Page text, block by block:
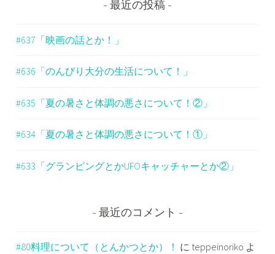
最近の投稿
#637「映画の話とか！」
#636「のんびり大分の生活について！」
#635「夏の暑さと体調の悪さについて！②」
#634「夏の暑さと体調の悪さについて！①」
#633「グランピングとかUFOキャッチャーとか②」
最近のコメント
#80料理について（とんかつとか）！ に teppeinoriko よ